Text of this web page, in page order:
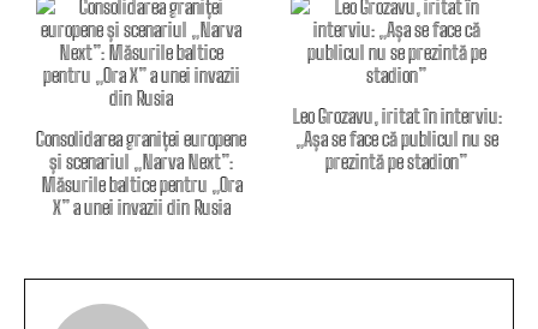
Consolidarea graniței europene
și scenariul „Narva Next”:
Măsurile baltice pentru „Ora
X” a unei invazii din Rusia
Leo Grozavu, iritat în interviu:
„Așa se face că publicul nu se
prezintă pe stadion”